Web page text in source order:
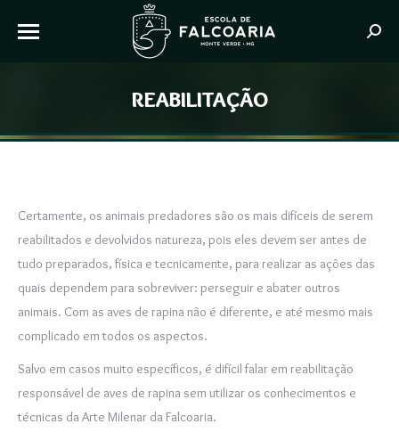
REABILITAÇÃO
Certamente, os animais predadores são os mais difíceis de serem
reabilitados e devolvidos natureza, pois eles devem ser antes de
tudo preparados, física e tecnicamente, para realizar as ações das
quais dependem para sobreviver: perseguir e abater outros
animais. Com as aves de rapina não é diferente, e até mesmo mais
complicado em todos os aspectos.
Salvo em casos muito específicos, é difícil falar em reabilitação
responsável de aves de rapina sem utilizar os conhecimentos e
técnicas da Arte Milenar da Falcoaria.